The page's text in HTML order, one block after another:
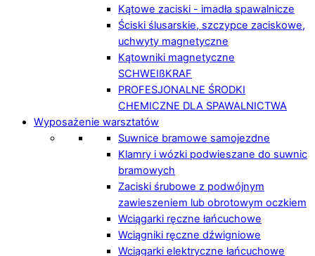
Kątowe zaciski - imadła spawalnicze
Ściski ślusarskie, szczypce zaciskowe,
uchwyty magnetyczne
Kątowniki magnetyczne
SCHWEIßKRAF
PROFESJONALNE ŚRODKI
CHEMICZNE DLA SPAWALNICTWA
Wyposażenie warsztatów
Suwnice bramowe samojezdne
Klamry i wózki podwieszane do suwnic
bramowych
Zaciski śrubowe z podwójnym
zawieszeniem lub obrotowym oczkiem
Wciągarki ręczne łańcuchowe
Wciągniki ręczne dźwigniowe
Wciągarki elektryczne łańcuchowe